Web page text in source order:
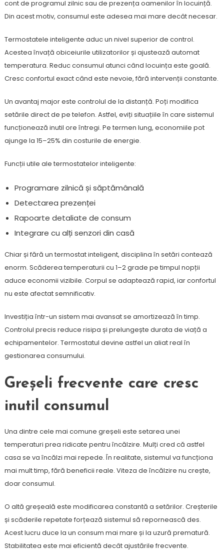
cont de programul zilnic sau de prezența oamenilor în locuință.
Din acest motiv, consumul este adesea mai mare decât necesar.
Termostatele inteligente aduc un nivel superior de control.
Acestea învață obiceiurile utilizatorilor și ajustează automat
temperatura. Reduc consumul atunci când locuința este goală.
Cresc confortul exact când este nevoie, fără intervenții constante.
Un avantaj major este controlul de la distanță. Poți modifica
setările direct de pe telefon. Astfel, eviți situațiile în care sistemul
funcționează inutil ore întregi. Pe termen lung, economiile pot
ajunge la 15–25% din costurile de energie.
Funcții utile ale termostatelor inteligente:
Programare zilnică și săptămânală
Detectarea prezenței
Rapoarte detaliate de consum
Integrare cu alți senzori din casă
Chiar și fără un termostat inteligent, disciplina în setări contează
enorm. Scăderea temperaturii cu 1–2 grade pe timpul nopții
aduce economii vizibile. Corpul se adaptează rapid, iar confortul
nu este afectat semnificativ.
Investiția într-un sistem mai avansat se amortizează în timp.
Controlul precis reduce risipa și prelungește durata de viață a
echipamentelor. Termostatul devine astfel un aliat real în
gestionarea consumului.
Greșeli frecvente care cresc
inutil consumul
Una dintre cele mai comune greșeli este setarea unei
temperaturi prea ridicate pentru încălzire. Mulți cred că astfel
casa se va încălzi mai repede. În realitate, sistemul va funcționa
mai mult timp, fără beneficii reale. Viteza de încălzire nu crește,
doar consumul.
O altă greșeală este modificarea constantă a setărilor. Creșterile
și scăderile repetate forțează sistemul să repornească des.
Acest lucru duce la un consum mai mare și la uzură prematură.
Stabilitatea este mai eficientă decât ajustările frecvente.